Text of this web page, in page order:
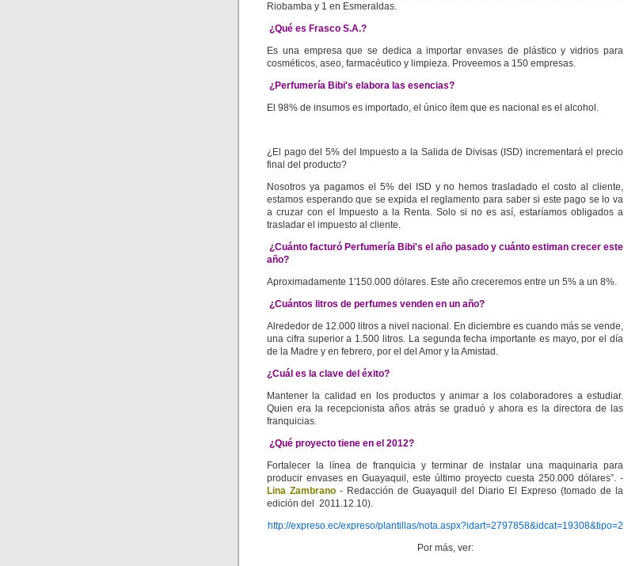
Riobamba y 1 en Esmeraldas.
¿Qué es Frasco S.A.?
Es una empresa que se dedica a importar envases de plástico y vidrios para
cosméticos, aseo, farmacéutico y limpieza. Proveemos a 150 empresas.
¿Perfumería Bibi's elabora las esencias?
El 98% de insumos es importado, el único ítem que es nacional es el alcohol.
¿El pago del 5% del Impuesto a la Salida de Divisas (ISD) incrementará el precio
final del producto?
Nosotros ya pagamos el 5% del ISD y no hemos trasladado el costo al cliente,
estamos esperando que se expida el reglamento para saber si este pago se lo va
a cruzar con el Impuesto a la Renta. Solo si no es así, estaríamos obligados a
trasladar el impuesto al cliente.
¿Cuánto facturó Perfumería Bibi's el año pasado y cuánto estiman crecer este
año?
Aproximadamente 1'150.000 dólares. Este año creceremos entre un 5% a un 8%.
¿Cuántos litros de perfumes venden en un año?
Alrededor de 12.000 litros a nivel nacional. En diciembre es cuando más se vende,
una cifra superior a 1.500 litros. La segunda fecha importante es mayo, por el día
de la Madre y en febrero, por el del Amor y la Amistad.
¿Cuál es la clave del éxito?
Mantener la calidad en los productos y animar a los colaboradores a estudiar.
Quien era la recepcionista años atrás se graduó y ahora es la directora de las
franquicias.
¿Qué proyecto tiene en el 2012?
Fortalecer la línea de franquicia y terminar de instalar una maquinaria para
producir envases en Guayaquil, este último proyecto cuesta 250.000 dólares”. -
Lina Zambrano - Redacción de Guayaquil del Diario El Expreso (tomado de la
edición del 2011.12.10).
http://expreso.ec/expreso/plantillas/nota.aspx?idart=2797858&idcat=19308&tipo=2
Por más, ver: